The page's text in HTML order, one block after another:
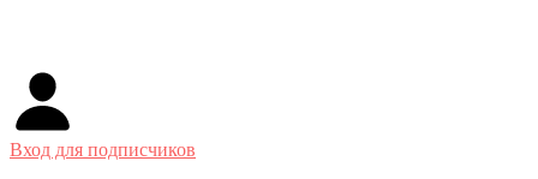
Вход для подписчиков